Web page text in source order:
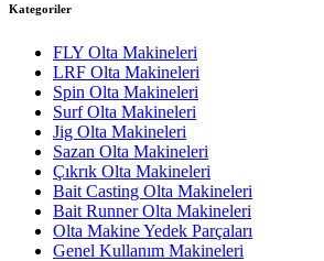
Kategoriler
FLY Olta Makineleri
LRF Olta Makineleri
Spin Olta Makineleri
Surf Olta Makineleri
Jig Olta Makineleri
Sazan Olta Makineleri
Çıkrık Olta Makineleri
Bait Casting Olta Makineleri
Bait Runner Olta Makineleri
Olta Makine Yedek Parçaları
Genel Kullanım Makineleri